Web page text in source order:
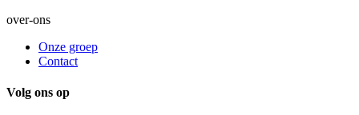
over-ons
Onze groep
Contact
Volg ons op